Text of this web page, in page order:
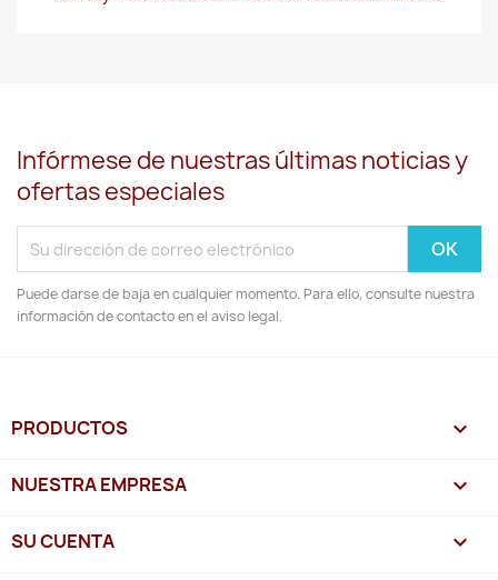
Infórmese de nuestras últimas noticias y
ofertas especiales
Puede darse de baja en cualquier momento. Para ello, consulte nuestra
información de contacto en el aviso legal.
PRODUCTOS 
NUESTRA EMPRESA 
SU CUENTA 